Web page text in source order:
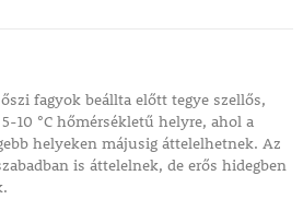
fagyok beállta előtt tegye szellős,
10 °C hőmérsékletű helyre, ahol a
helyeken májusig áttelelhetnek. Az
is áttelelnek, de erős hidegben